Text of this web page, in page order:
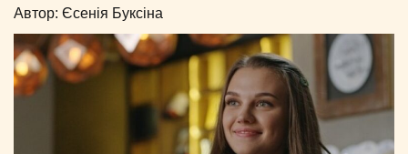
Автор: Єсенія Буксіна